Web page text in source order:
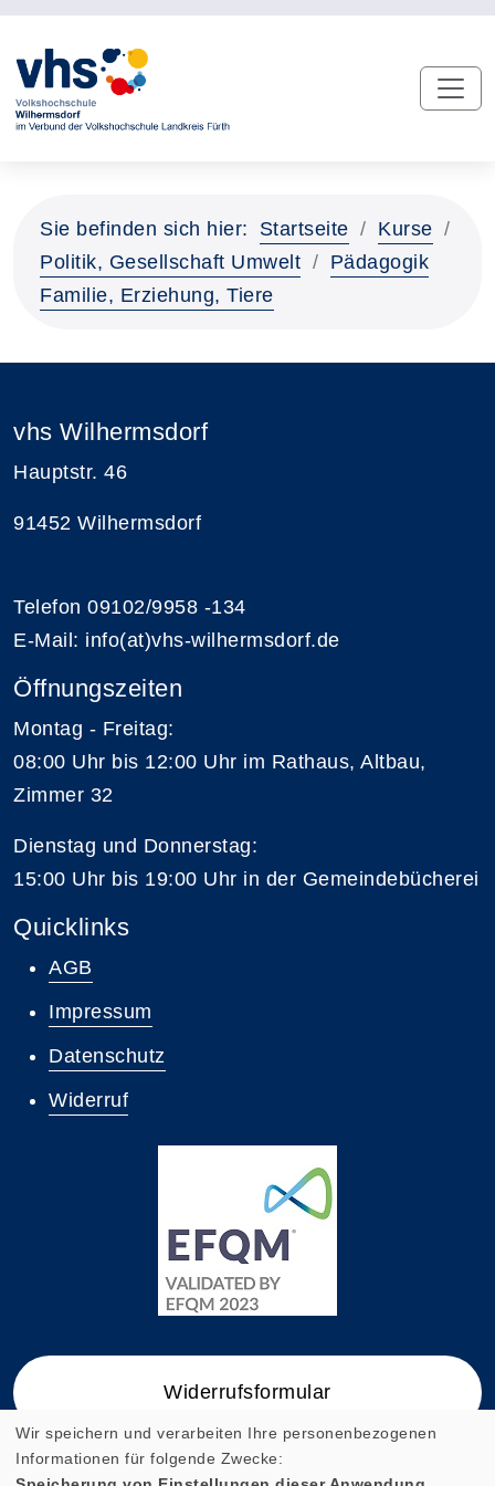
Sie befinden sich hier: Startseite
Kurse
Politik, Gesellschaft Umwelt
Pädagogik
Familie, Erziehung, Tiere
vhs Wilhermsdorf
Hauptstr. 46
91452 Wilhermsdorf
Telefon 09102/9958 -134
E-Mail: info(at)vhs-wilhermsdorf.de
Öffnungszeiten
Montag - Freitag:
08:00 Uhr bis 12:00 Uhr im Rathaus, Altbau,
Zimmer 32
Dienstag und Donnerstag:
15:00 Uhr bis 19:00 Uhr in der Gemeindebücherei
Quicklinks
AGB
Impressum
Datenschutz
Widerruf
Widerrufsformular
Wir speichern und verarbeiten Ihre personenbezogenen
Informationen für folgende Zwecke: